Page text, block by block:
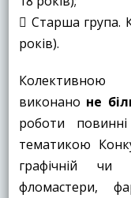
 Старша група.
років).
виконано не
роботи
тематикою
графічній чи
фломастери,